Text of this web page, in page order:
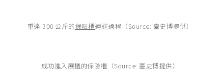
重達 300 公斤的保險櫃運送過程（Source: 臺史博提供）
成功進入展櫃的保險櫃（Source: 臺史博提供）